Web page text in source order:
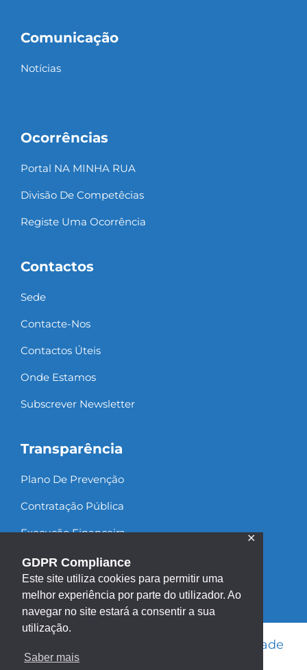
GDPR Compliance
Este site utiliza cookies para permitir uma
melhor experiência por parte do utilizador. Ao
navegar no site estará a consentir a sua
utilização.
Saber mais
✕
Comunicação
Notícias
Ocorrências
Portal NA MINHA RUA
Divisão De Competêcias
Registe Uma Ocorrência
Contactos
Sede
Contacte-Nos
Contactos Úteis
Onde Estamos
Subscrever Newsletter
Transparência
Plano De Prevenção
Contratação Pública
Execução Financeira
Recursos Humanos
Política de Privacidade
|Política de Cookies